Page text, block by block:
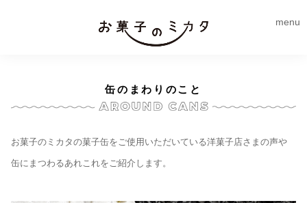
menu
缶のまわりのこと
お菓子のミカタの菓子缶をご使用いただいている洋菓子店さまの声や
缶にまつわるあれこれをご紹介します。